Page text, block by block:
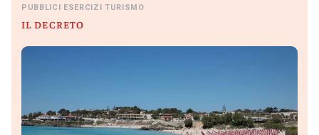
PUBBLICI ESERCIZI TURISMO
IL DECRETO